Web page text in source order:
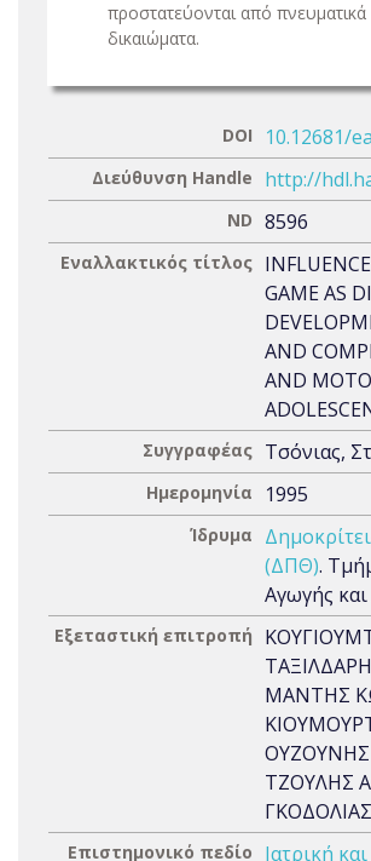
προστατεύονται από πνευματικά
δικαιώματα.
DOI 10.12681/
Διεύθυνση Handle http://
ND 8596
Εναλλακτικός τίτλος
GAME AS
AND
AND
Συγγραφέας Τσόνιας,
Ημερομηνία 1995
Ίδρυμα
(ΔΠΘ).
Αγωγής
Εξεταστική επιτροπή
ΜΑΝΤΗΣ
ΤΖΟΥΛΗΣ
Επιστημονικό πεδίο Ιατρική